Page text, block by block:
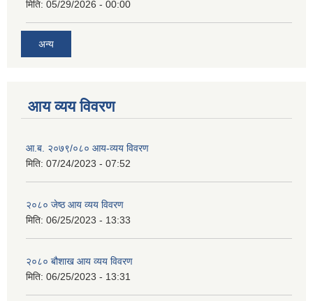
मिति: 05/29/2026 - 00:00
अन्य
आय व्यय विवरण
आ.ब. २०७९/०८० आय-व्यय विवरण
मिति: 07/24/2023 - 07:52
२०८० जेष्ठ आय व्यय विवरण
मिति: 06/25/2023 - 13:33
२०८० बौशाख आय व्यय विवरण
मिति: 06/25/2023 - 13:31